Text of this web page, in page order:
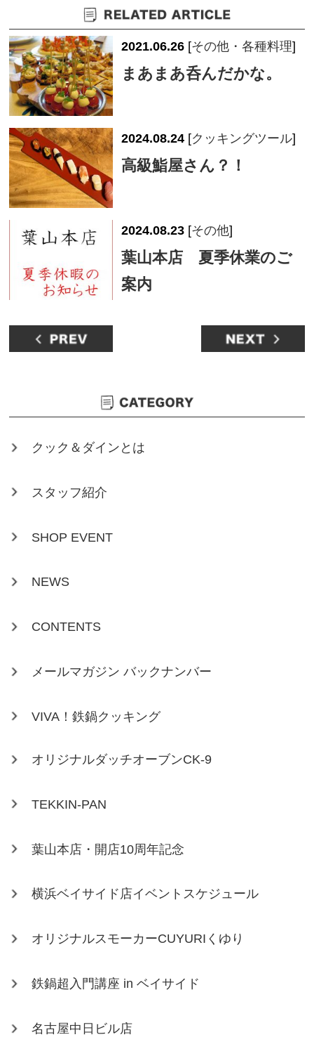
2021.06.26 [その他・各種料理]
まあまあ呑んだかな。
2024.08.24 [クッキングツール]
高級鮨屋さん？！
2024.08.23 [その他]
葉山本店 夏季休業のご
案内
クック＆ダインとは
スタッフ紹介
SHOP EVENT
NEWS
CONTENTS
メールマガジン バックナンバー
VIVA！鉄鍋クッキング
オリジナルダッチオーブンCK-9
TEKKIN-PAN
葉山本店・開店10周年記念
横浜ベイサイド店イベントスケジュール
オリジナルスモーカーCUYURIくゆり
鉄鍋超入門講座 in ベイサイド
名古屋中日ビル店